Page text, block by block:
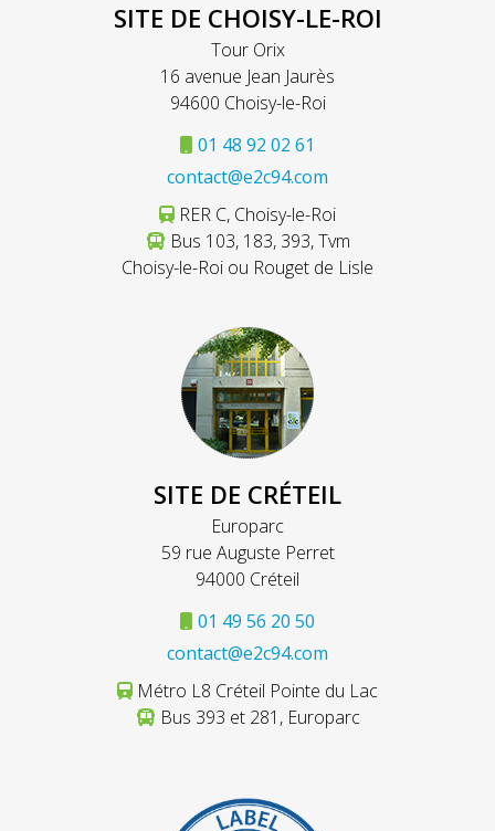
SITE DE CHOISY-LE-ROI
Tour Orix
16 avenue Jean Jaurès
94600 Choisy-le-Roi
01 48 92 02 61
contact@e2c94.com
RER C, Choisy-le-Roi
Bus 103, 183, 393, Tvm
Choisy-le-Roi ou Rouget de Lisle
SITE DE CRÉTEIL
Europarc
59 rue Auguste Perret
94000 Créteil
01 49 56 20 50
contact@e2c94.com
Métro L8 Créteil Pointe du Lac
Bus 393 et 281, Europarc